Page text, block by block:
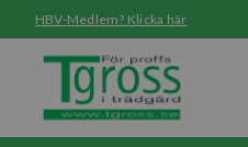
HBV-Medlem? Klicka här